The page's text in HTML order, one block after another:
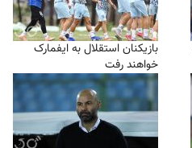
بازیکنان استقلال به ایفمارک
خواهند رفت